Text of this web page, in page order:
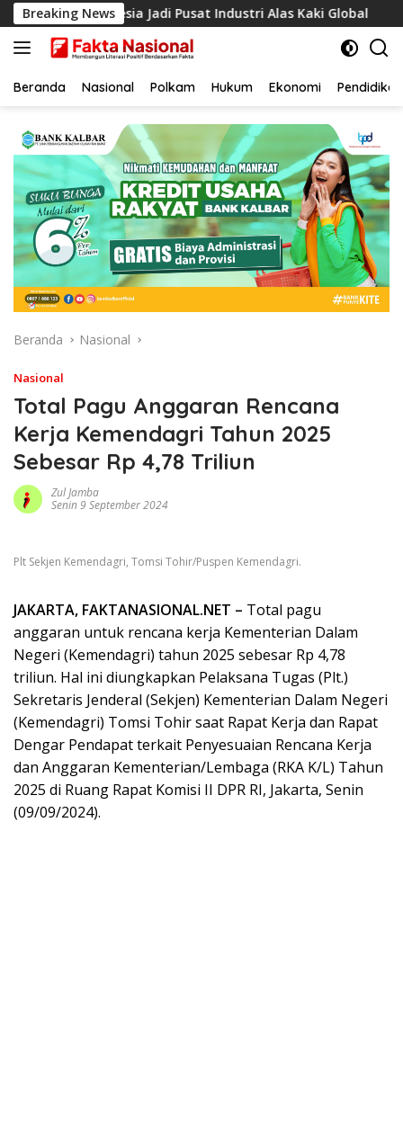
Langsung
ke
konten
Breaking News
Indonesia Jadi Pusat Industri Alas Kaki Global
Beranda Nasional Polkam Hukum Ekonomi Pendidikan
Beranda Nasional
Nasional
Total Pagu Anggaran Rencana
Kerja Kemendagri Tahun 2025
Sebesar Rp 4,78 Triliun
Zul Jamba
Senin 9 September 2024
Plt Sekjen Kemendagri, Tomsi Tohir/Puspen Kemendagri.
JAKARTA, FAKTANASIONAL.NET – Total pagu
anggaran untuk rencana kerja Kementerian Dalam
Negeri (Kemendagri) tahun 2025 sebesar Rp 4,78
triliun. Hal ini diungkapkan Pelaksana Tugas (Plt.)
Sekretaris Jenderal (Sekjen) Kementerian Dalam Negeri
(Kemendagri) Tomsi Tohir saat Rapat Kerja dan Rapat
Dengar Pendapat terkait Penyesuaian Rencana Kerja
dan Anggaran Kementerian/Lembaga (RKA K/L) Tahun
2025 di Ruang Rapat Komisi II DPR RI, Jakarta, Senin
(09/09/2024).